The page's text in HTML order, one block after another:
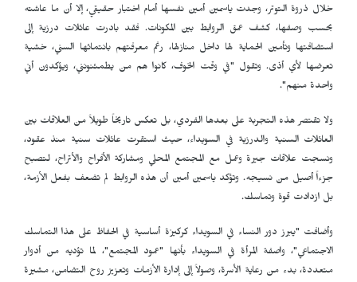
خلال ذروة التوتر، وجدت ياسمين أمين نفسها أمام اختبار حقيقي، إلا أن ما عاشته
بحسب وصفها، كشف عمق الروابط بين المكونات. فقد بادرت عائلات درزية إلى
استضافتها وتأمين الحماية لها داخل منازلها، رغم معرفتهم بانتمائها السني، خشية
تعرضها لأي أذى. وتقول "في وقت الخوف، كانوا هم من يطمئنونني، ويؤكدون أني
واحدة منهم".
ولا تقتصر هذه التجربة على بعدها الفردي، بل تعكس تاريخاً طويلاً من العلاقات بين
العائلات السنية والدرزية في السويداء، حيث استقرت عائلات سنية منذ عقود،
ونسجت علاقات جيرة وعمل مع المجتمع المحلي ومشاركة الأفراح والأتراح، لتصبح
جزءاً أصيل من نسيجه. وتؤكد ياسمين أمين أن هذه الروابط لم تضعف بفعل الأزمة،
بل ازدادت قوة وتماسك.
وأضافت "يبرز دور النساء في السويداء كركيزة أساسية في الحفاظ على هذا التماسك
الاجتماعي"، واصفة المرأة في السويداء بأنها "عمود المجتمع"، لما تؤديه من أدوار
متعددة، بدء من رعاية الأسرة، وصولاً إلى إدارة الأزمات وتعزيز روح التضامن، مشيرة